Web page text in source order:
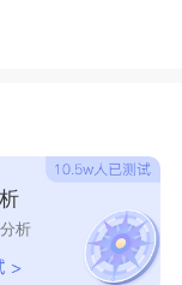
析